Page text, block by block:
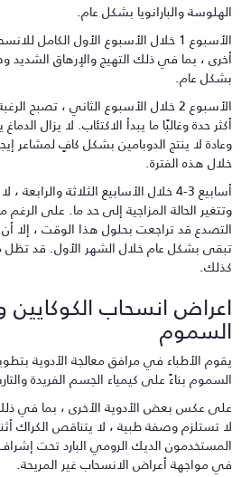
والبارانويا بشكل عام.
الأسبوع 1 خلال الأسبوع الأول الكامل
، بما في ذلك التهيج والإرهاق الشديد
عام.
الأسبوع 2 خلال الأسبوع الثاني ، تصبح
حدة وغالبًا ما يبدأ الاكتئاب. لا يزال
لا ينتج الدوبامين بشكل كافٍ لمشاعر
هذه الفترة.
أسابيع 3-4 خلال الأسابيع الثلاثة والرابعة
الحالة المزاجية إلى حد ما. على الرغم
قد تراجعت بحلول هذا الوقت ، إلا أن
بشكل عام خلال الشهر الأول. قد تظل
انسحاب الكوكايين
الأطباء في مرافق معالجة الأدوية
بناءً على كيمياء الجسم الفريدة
عكس بعض الأدوية الأخرى ، بما في ذلك
تستلزم وصفة طبية ، لا يتناقص الكراك
الديك الرومي البارد تحت إشراف
مواجهة أعراض الانسحاب غير المريحة.